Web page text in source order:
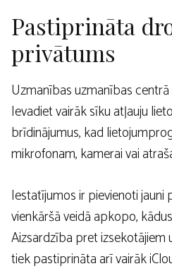
Pastiprināta
privātums
Uzmanības uzmanības
Ievadiet vairāk sīku atļauju
brīdinājumus, kad
mikrofonam, kamerai vai
Iestatījumos ir pievienoti jauni
vienkāršā veidā apkopo,
Aizsardzība pret izsekotājiem
tiek pastiprināta arī vairāk